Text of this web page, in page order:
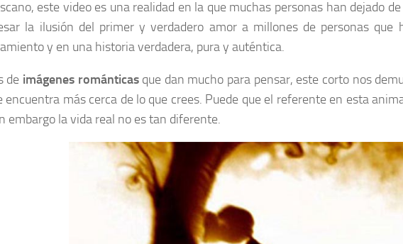
este video es una realidad en la que muchas personas han dejado
la ilusión del primer y verdadero amor a millones de personas que
y en una historia verdadera, pura y auténtica.
de imágenes románticasque dan mucho para pensar, este corto nos
encuentra más cerca de lo que crees. Puede que el referente en esta
embargo la vida real no es tan diferente.